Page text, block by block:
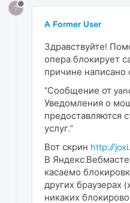
?
A Former User
Здравствуйте!
опера блокирует
причине
"Сообщение от
Уведомления о
предоставляются
услуг."
Вот скрин http://
В
касаемо
других браузерах
никаких